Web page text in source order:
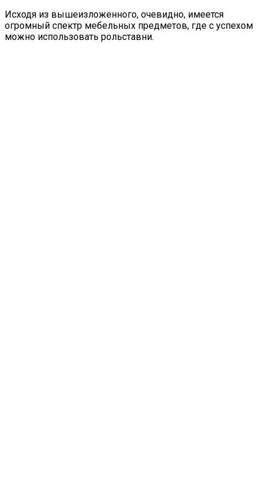
Исходя из вышеизложенного, очевидно, имеется
огромный спектр мебельных предметов, где с успехом
можно использовать рольставни.